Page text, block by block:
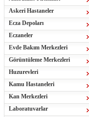
Askeri Hastaneler
Ecza Depoları
Eczaneler
Evde Bakım Merkezleri
Görüntüleme Merkezleri
Huzurevleri
Kamu Hastaneleri
Kan Merkezleri
Laboratuvarlar